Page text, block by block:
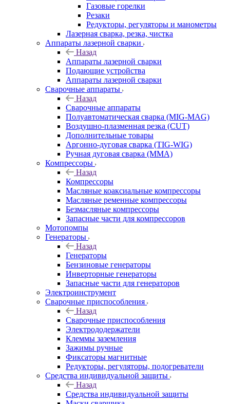
Газовые горелки
Резаки
Редукторы, регуляторы и манометры
Лазерная сварка, резка, чистка
Аппараты лазерной сварки
Назад
Аппараты лазерной сварки
Подающие устройства
Аппараты лазерной сварки
Сварочные аппараты
Назад
Сварочные аппараты
Полуавтоматическая сварка (MIG-MAG)
Воздушно-плазменная резка (CUT)
Дополнительные товары
Аргонно-дуговая сварка (TIG-WIG)
Ручная дуговая сварка (MMA)
Компрессоры
Назад
Компрессоры
Масляные коаксиальные компрессоры
Масляные ременные компрессоры
Безмасляные компрессоры
Запасные части для компрессоров
Мотопомпы
Генераторы
Назад
Генераторы
Бензиновые генераторы
Инверторные генераторы
Запасные части для генераторов
Электроинструмент
Сварочные приспособления
Назад
Сварочные приспособления
Электрододержатели
Клеммы заземления
Зажимы ручные
Фиксаторы магнитные
Редукторы, регуляторы, подогреватели
Средства индивидуальной защиты
Назад
Средства индивидуальной защиты